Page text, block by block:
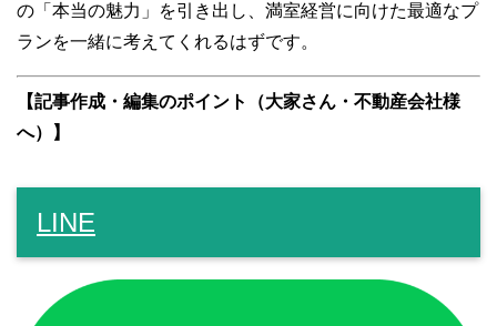
の「本当の魅力」を引き出し、満室経営に向けた最適なプ
ランを一緒に考えてくれるはずです。
【記事作成・編集のポイント（大家さん・不動産会社様
へ）】
LINE